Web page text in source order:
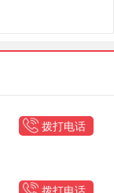
拨打电话
拨打电话